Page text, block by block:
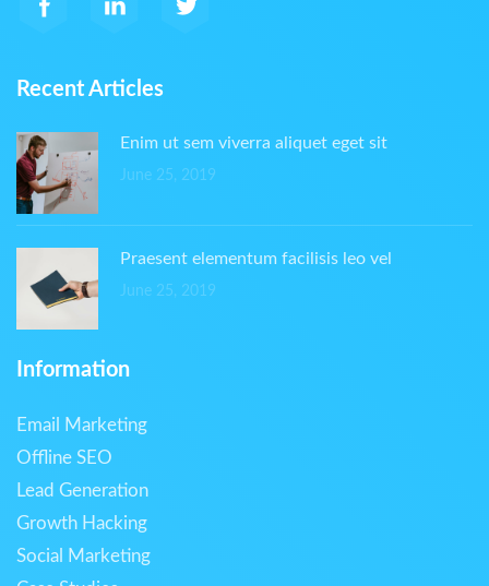
Recent Articles
Enim ut sem viverra aliquet eget sit
June 25, 2019
Praesent elementum facilisis leo vel
June 25, 2019
Information
Email Marketing
Offline SEO
Lead Generation
Growth Hacking
Social Marketing